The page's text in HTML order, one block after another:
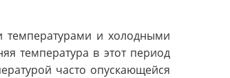
температурами и холодными
температура в этот период
часто опускающейся